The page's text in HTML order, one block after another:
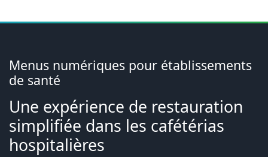
Menus numériques pour établissements
de santé
Une expérience de restauration
simplifiée dans les cafétérias
hospitalières